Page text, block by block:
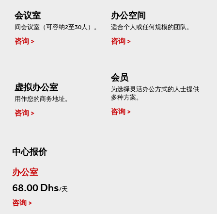
会议室
间会议室（可容纳2至30人）。
咨询
办公空间
适合个人或任何规模的团队。
咨询
虚拟办公室
用作您的商务地址。
咨询
会员
为选择灵活办公方式的人士提供
多种方案。
咨询
中心报价
办公室
68.00 Dhs/天
咨询